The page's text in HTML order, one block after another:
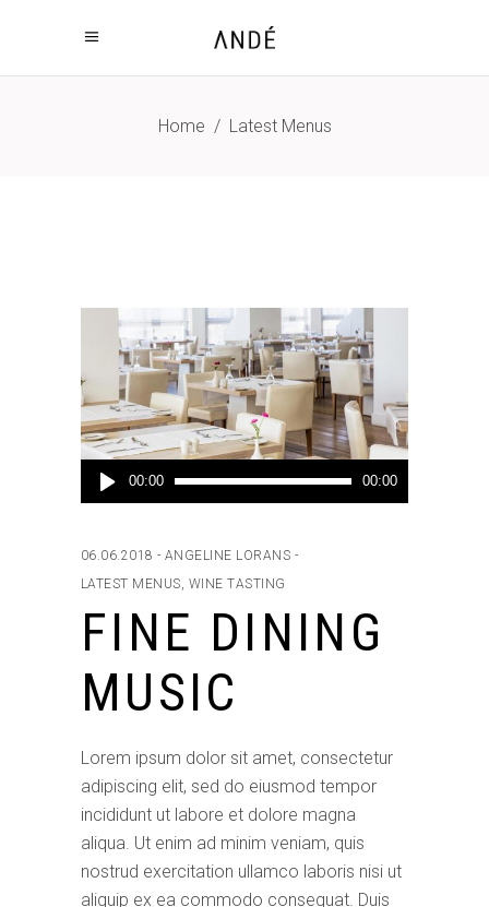
Home / Latest Menus
Audio
Player
00:00 00:00
06.06.2018
ANGELINE LORANS
LATEST MENUS WINE TASTING
FINE DINING
MUSIC
Lorem ipsum dolor sit amet, consectetur
adipiscing elit, sed do eiusmod tempor
incididunt ut labore et dolore magna
aliqua. Ut enim ad minim veniam, quis
nostrud exercitation ullamco laboris nisi ut
aliquip ex ea commodo consequat. Duis